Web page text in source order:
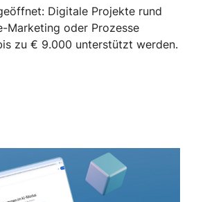
Digitale Projekte rund
Marketing oder Prozesse
zu € 9.000 unterstützt werden.